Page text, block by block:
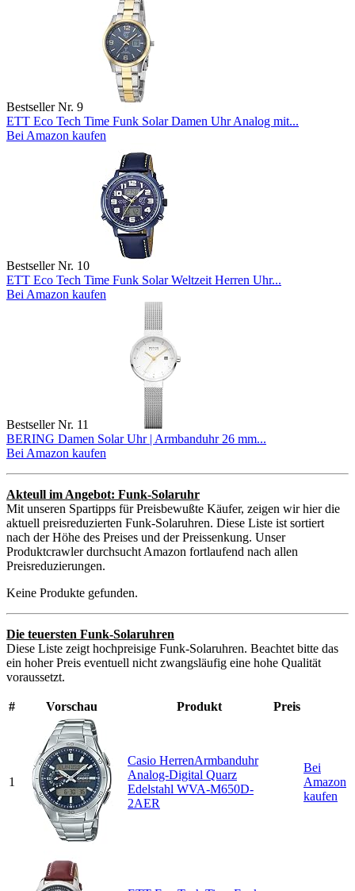
Bestseller Nr. 9
ETT Eco Tech Time Funk Solar Damen Uhr Analog mit...
Bei Amazon kaufen
Bestseller Nr. 10
ETT Eco Tech Time Funk Solar Weltzeit Herren Uhr...
Bei Amazon kaufen
Bestseller Nr. 11
BERING Damen Solar Uhr | Armbanduhr 26 mm...
Bei Amazon kaufen
Akteull im Angebot: Funk-Solaruhr
Mit unseren Spartipps für Preisbewußte Käufer, zeigen wir hier die
aktuell preisreduzierten Funk-Solaruhren. Diese Liste ist sortiert
nach der Höhe des Preises und der Preissenkung. Unser
Produktcrawler durchsucht Amazon fortlaufend nach allen
Preisreduzierungen.
Keine Produkte gefunden.
Die teuersten Funk-Solaruhren
Diese Liste zeigt hochpreisige Funk-Solaruhren. Beachtet bitte das
ein hoher Preis eventuell nicht zwangsläufig eine hohe Qualität
voraussetzt.
# Vorschau Produkt Preis
1
Casio HerrenArmbanduhr
Analog-Digital Quarz
Edelstahl WVA-M650D-
2AER
Bei
Amazon
kaufen